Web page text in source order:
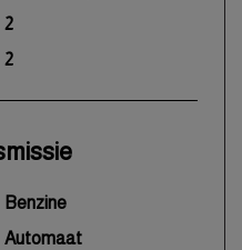
2
2
Benzine
Automaat